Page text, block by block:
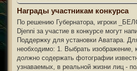
Награды участникам конкурса
По решению Губернатора, игроки
Djenni за участие в конкурсе могут
Поддержку для установки Аватара.
необходимо: 1. Выбрать изображение,
должно содержать фотографии
узнаваемых, в реальной жизни лиц -